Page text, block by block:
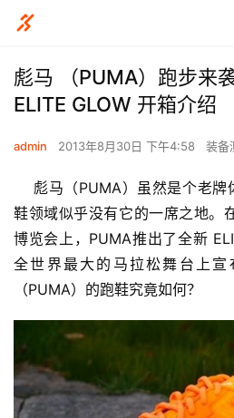
彪马 （PUMA）跑步来
ELITE GLOW 开箱介绍
admin 2013年8月30日 下午4:58 装备
鞋领域似乎没有它的一席之地。
博览会上，PUMA推出了全新
全世界最大的马拉松舞台上
（PUMA）的跑鞋究竟如何？